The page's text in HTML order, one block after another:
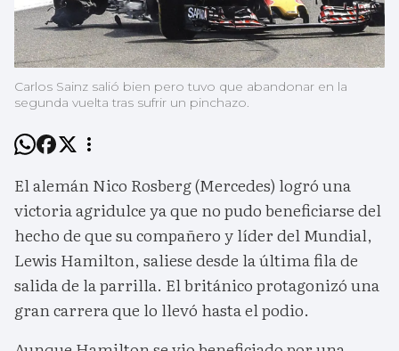
Carlos Sainz salió bien pero tuvo que abandonar en la
segunda vuelta tras sufrir un pinchazo.
El alemán Nico Rosberg (Mercedes) logró una
victoria agridulce ya que no pudo beneficiarse del
hecho de que su compañero y líder del Mundial,
Lewis Hamilton, saliese desde la última fila de
salida de la parrilla. El británico protagonizó una
gran carrera que lo llevó hasta el podio.